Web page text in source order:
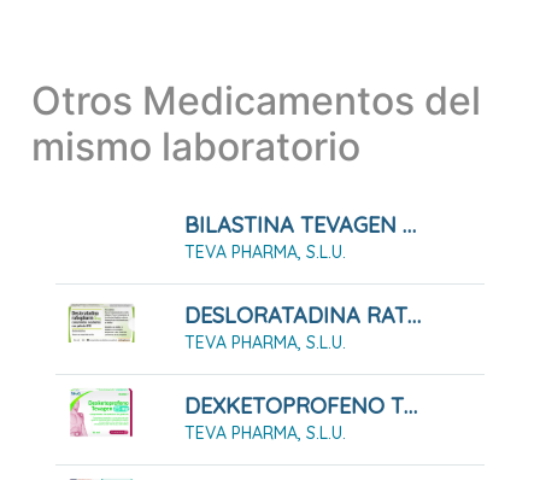
Otros Medicamentos del
mismo laboratorio
BILASTINA TEVAGEN 20 MG COMPRIMIDOS EFG
TEVA PHARMA, S.L.U.
DESLORATADINA RATIOPHARM 5 MG COMPRIMIDOS RECUBIERTOS CON PELICULA EFG
TEVA PHARMA, S.L.U.
DEXKETOPROFENO TEVAGEN 25 MG COMPRIMIDOS RECUBIERTOS CON PELÍCULA EFG 10 COMPRIMIDOS
TEVA PHARMA, S.L.U.